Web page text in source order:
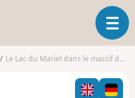
O
u
v
i
r
Le Lac du Mariet dans le massif des Bauges